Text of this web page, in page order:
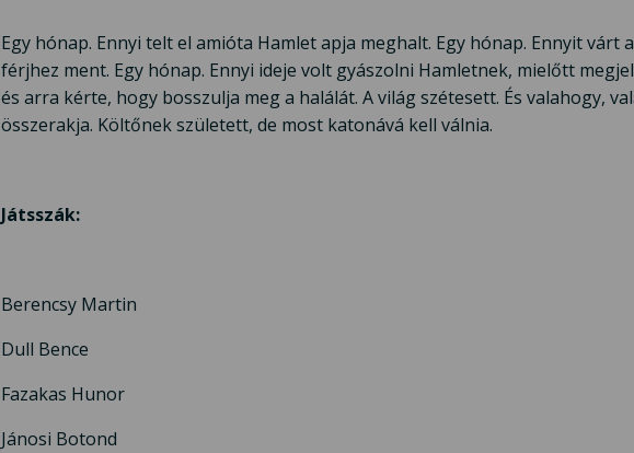
Egy hónap. Ennyi telt el amióta Hamlet apja meghalt. Egy hónap. Ennyit várt
férjhez ment. Egy hónap. Ennyi ideje volt gyászolni Hamletnek, mielőtt
és arra kérte, hogy bosszulja meg a halálát. A világ szétesett. És valahogy,
összerakja. Költőnek született, de most katonává kell válnia.
Játsszák:
Berencsy Martin
Dull Bence
Fazakas Hunor
Jánosi Botond